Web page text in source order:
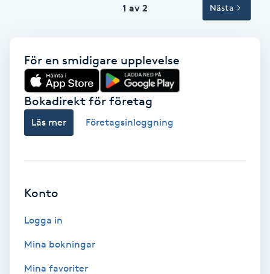
Vårtor
Yin Yoga
Yoga
1 av 2 Nästa
För en smidigare upplevelse
Bokadirekt för företag
Läs mer Företagsinloggning
Konto
Logga in
Mina bokningar
Mina favoriter